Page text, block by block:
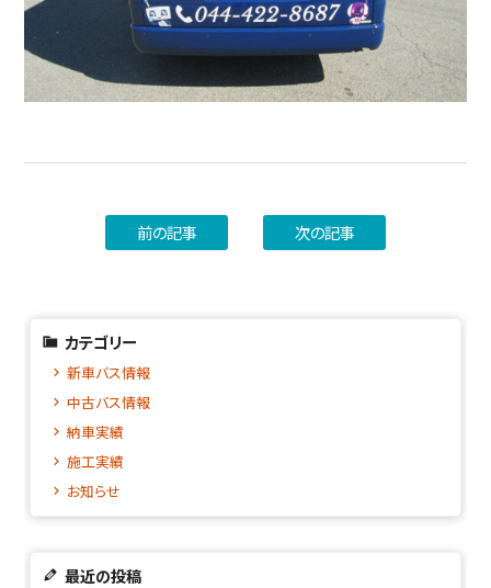
前の記事 次の記事
カテゴリー
新車バス情報
中古バス情報
納車実績
施工実績
お知らせ
最近の投稿